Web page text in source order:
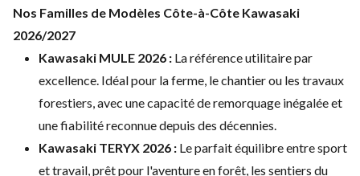
Nos Familles de Modèles Côte-à-Côte Kawasaki
2026/2027
Kawasaki MULE 2026 : La référence utilitaire par
excellence. Idéal pour la ferme, le chantier ou les travaux
forestiers, avec une capacité de remorquage inégalée et
une fiabilité reconnue depuis des décennies.
Kawasaki TERYX 2026 : Le parfait équilibre entre sport
et travail, prêt pour l'aventure en forêt, les sentiers du